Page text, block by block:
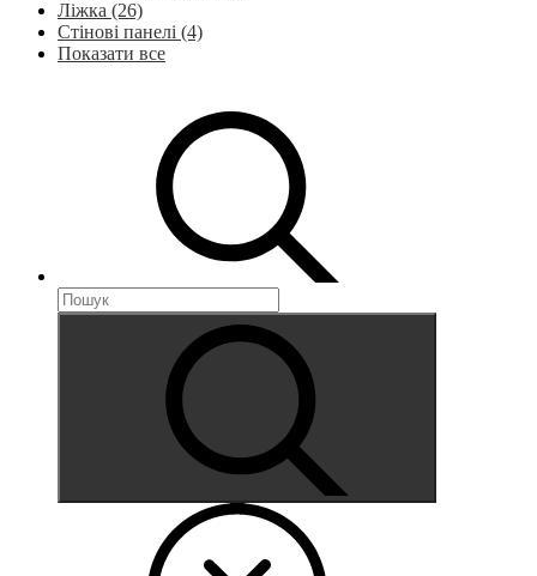
Ліжка (26)
Стінові панелі (4)
Показати все